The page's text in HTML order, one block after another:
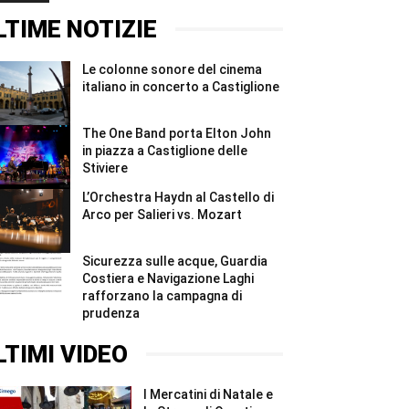
#Shorts
a
Castiglione
sul
Garda:
strutture
irregolari
e
sanzioni
...
#Shorts
NOTIZIE
Le colonne sonore del cinema
italiano in concerto a Castiglione
The One Band porta Elton John
in piazza a Castiglione delle
Stiviere
L’Orchestra Haydn al Castello di
Arco per Salieri vs. Mozart
Sicurezza sulle acque, Guardia
Costiera e Navigazione Laghi
rafforzano la campagna di
prudenza
VIDEO
I Mercatini di Natale e